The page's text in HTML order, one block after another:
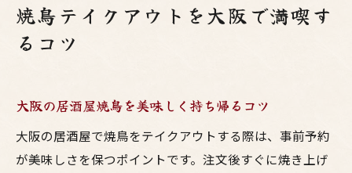
焼鳥テイクアウトを大阪で満喫す
るコツ
大阪の居酒屋焼鳥を美味しく持ち帰るコツ
大阪の居酒屋で焼鳥をテイクアウトする際は、事前予約
が美味しさを保つポイントです。注文後すぐに焼き上げ